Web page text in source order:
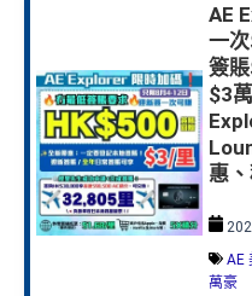
AE
一
簽
$3
惠
AE
萬豪